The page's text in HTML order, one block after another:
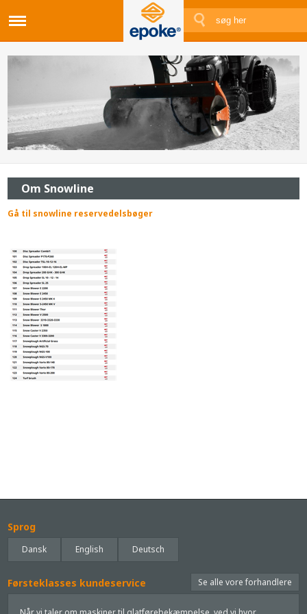
Om Snowline
Gå til snowline reservedelsbøger
Sprog
Dansk English Deutsch
Førsteklasses kundeservice Se alle vore forhandlere